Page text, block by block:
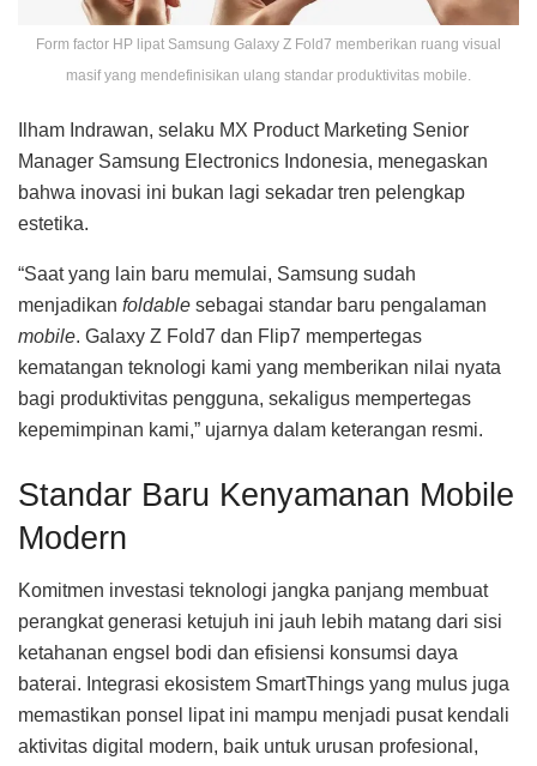
Form factor HP lipat Samsung Galaxy Z Fold7 memberikan ruang visual
masif yang mendefinisikan ulang standar produktivitas mobile.
Ilham Indrawan, selaku MX Product Marketing Senior
Manager Samsung Electronics Indonesia, menegaskan
bahwa inovasi ini bukan lagi sekadar tren pelengkap
estetika.
“Saat yang lain baru memulai, Samsung sudah
menjadikan foldable sebagai standar baru pengalaman
mobile. Galaxy Z Fold7 dan Flip7 mempertegas
kematangan teknologi kami yang memberikan nilai nyata
bagi produktivitas pengguna, sekaligus mempertegas
kepemimpinan kami,” ujarnya dalam keterangan resmi.
Standar Baru Kenyamanan Mobile
Modern
Komitmen investasi teknologi jangka panjang membuat
perangkat generasi ketujuh ini jauh lebih matang dari sisi
ketahanan engsel bodi dan efisiensi konsumsi daya
baterai. Integrasi ekosistem SmartThings yang mulus juga
memastikan ponsel lipat ini mampu menjadi pusat kendali
aktivitas digital modern, baik untuk urusan profesional,